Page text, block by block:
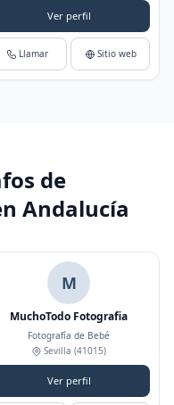
Ver perfil
Llamar Sitio web
de
Andalucía
M
MuchoTodo Fotografia
Fotografía de Bebé
Sevilla (41015)
Ver perfil